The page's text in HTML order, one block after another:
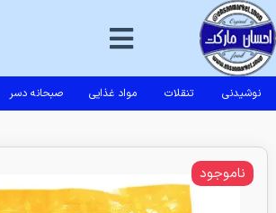
نوشیدنی تنقلات مواد غذایی صبحانه دسر
ناموجود